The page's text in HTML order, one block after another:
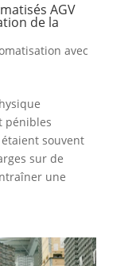
AGV
de la
avec
pénibles
souvent
sur de
une